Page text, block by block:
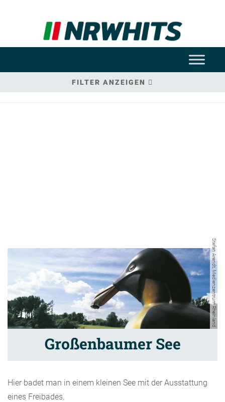
FILTER ANZEIGEN
Stefan Arendt, Medienzentrum Rheinland
Großenbaumer See
Hier badet man in einem kleinen See mit der Ausstattung
eines Freibades.